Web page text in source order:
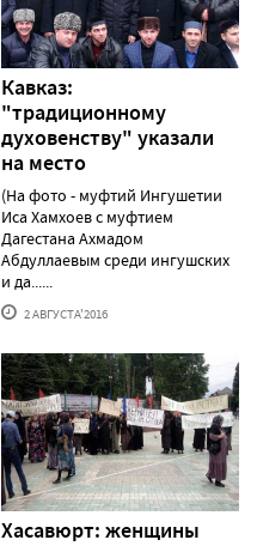
Кавказ:
"традиционному
духовенству" указали
на место
(На фото - муфтий Ингушетии
Иса Хамхоев с муфтием
Дагестана Ахмадом
Абдуллаевым среди ингушских
и да......
2 АВГУСТА'2016
Хасавюрт: женщины